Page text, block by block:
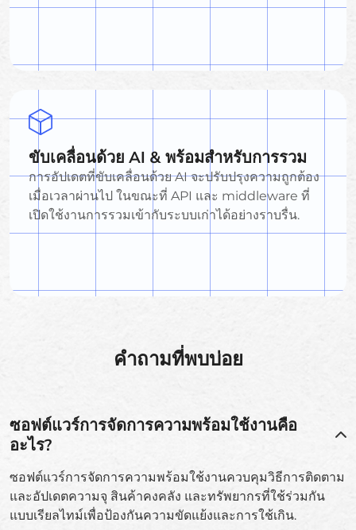
ขับเคลื่อนด้วย AI & พร้อมสำหรับการรวม
การอัปเดตที่ขับเคลื่อนด้วย AI จะปรับปรุงความถูกต้อง
เมื่อเวลาผ่านไป ในขณะที่ API และ middleware ที่
เปิดใช้งานการรวมเข้ากับระบบเก่าได้อย่างราบรื่น.
คำถามที่พบบ่อย
ซอฟต์แวร์การจัดการความพร้อมใช้งานคือ
อะไร?
ซอฟต์แวร์การจัดการความพร้อมใช้งานควบคุมวิธีการติดตาม
และอัปเดตความจุ สินค้าคงคลัง และทรัพยากรที่ใช้ร่วมกัน
แบบเรียลไทม์เพื่อป้องกันความขัดแย้งและการใช้เกิน.